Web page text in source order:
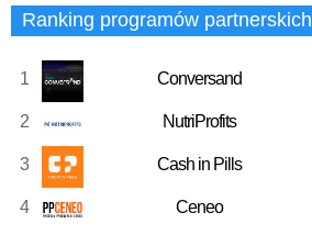
Ranking programów partnerskich
1 Conversand
2 NutriProfits
3 Cash in Pills
4 Ceneo